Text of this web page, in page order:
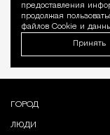
предоставления
продолжая
файлов Cookie и
Принять
ГОРОД
ЛЮДИ